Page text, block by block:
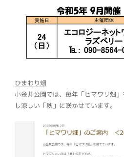
ひまわり畑
小金井公園では、毎年「ヒマワリ畑
し涼しい「秋」に咲かせています。